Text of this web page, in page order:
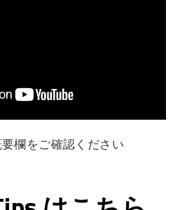
欄をご確認ください